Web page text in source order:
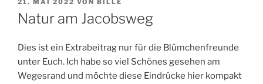
AM
21. MAI 2022 VON BILLE
Natur am Jacobsweg
Dies ist ein Extrabeitrag nur für die Blümchenfreunde
unter Euch. Ich habe so viel Schönes gesehen am
Wegesrand und möchte diese Eindrücke hier kompakt